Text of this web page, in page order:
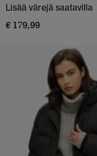
Lisää värejä saatavilla
€ 179,99